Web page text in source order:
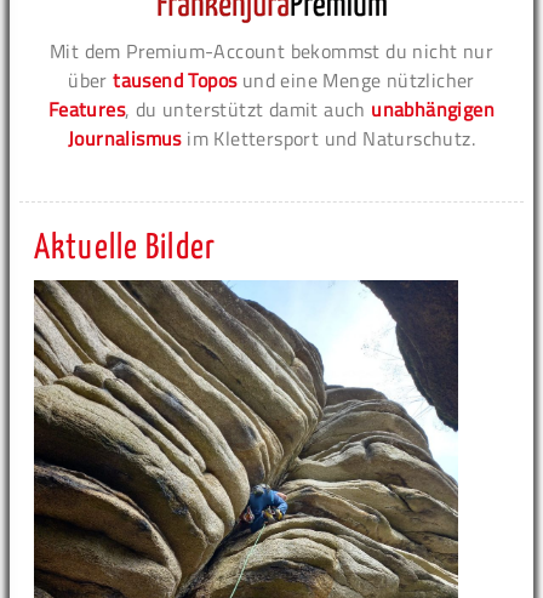
Mit dem Premium-Account bekommst du nicht nur
übertausend Toposund eine Menge nützlicher
Features, du unterstützt damit auch unabhängigen
Journalismusim Klettersport und Naturschutz.
Aktuelle Bilder